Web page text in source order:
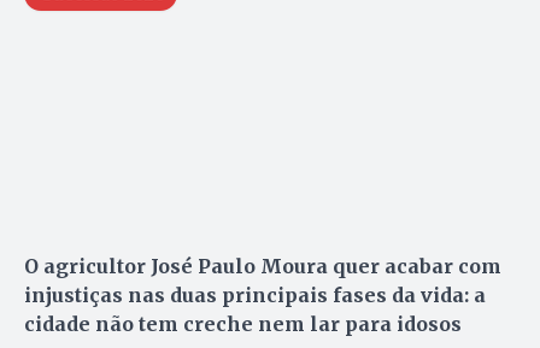
O agricultor José Paulo Moura quer acabar com
injustiças nas duas principais fases da vida: a
cidade não tem creche nem lar para idosos